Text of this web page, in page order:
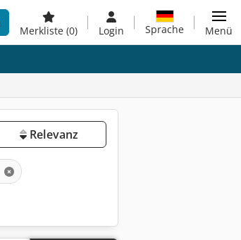
Merkliste (0) Login Sprache Menü
Relevanz